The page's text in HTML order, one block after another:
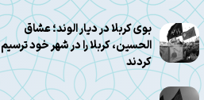
بوی کربلا در دیار الوند؛ عشاق
الحسین، کربلا را در شهر خود ترسیم
کردند